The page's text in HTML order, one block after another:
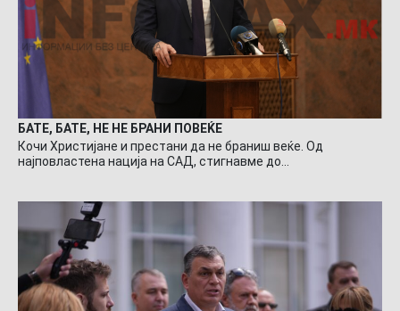
БАТЕ, БАТЕ, НЕ НЕ БРАНИ ПОВЕЌЕ
Кочи Христијане и престани да не браниш веќе. Од
најповластена нација на САД, стигнавме до…